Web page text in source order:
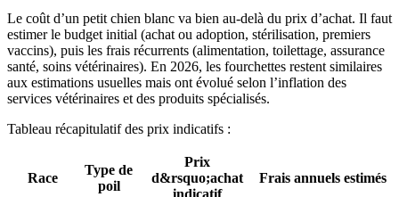
Le coût d’un petit chien blanc va bien au-delà du prix d’achat. Il faut
estimer le budget initial (achat ou adoption, stérilisation, premiers
vaccins), puis les frais récurrents (alimentation, toilettage, assurance
santé, soins vétérinaires). En 2026, les fourchettes restent similaires
aux estimations usuelles mais ont évolué selon l’inflation des
services vétérinaires et des produits spécialisés.
Tableau récapitulatif des prix indicatifs :
Race
Type de
poil
Prix
d&rsquo;achat
Frais annuels estimés